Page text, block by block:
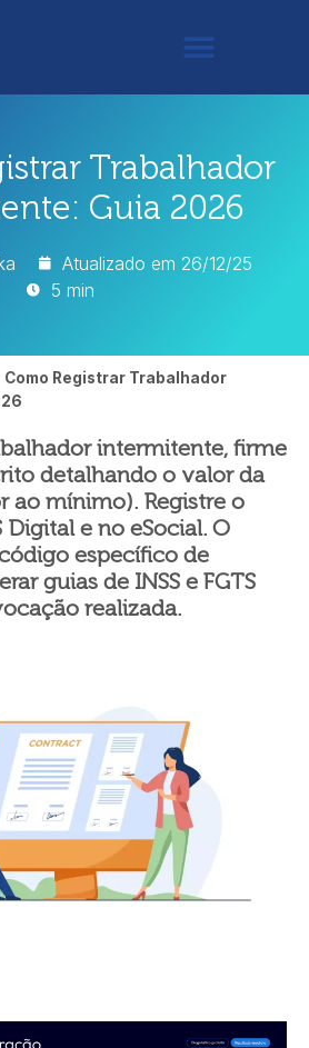
Trabalhador
Guia 2026
Atualizado em 26/12/25
5 min
Como Registrar Trabalhador
intermitente, firme
detalhando o valor da
ao mínimo). Registre o
e no eSocial. O
específico de
guias de INSS e FGTS
realizada.